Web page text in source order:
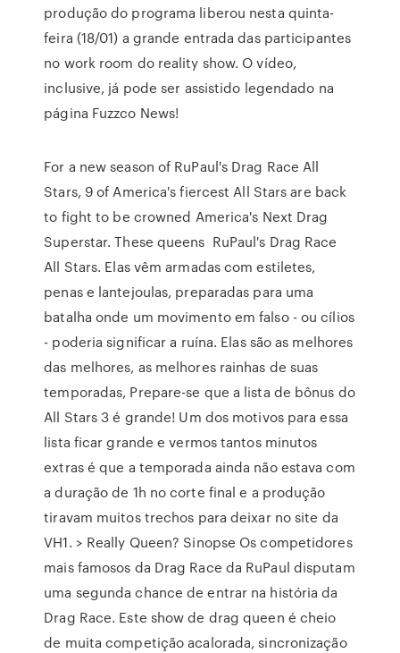
produção do programa liberou nesta quinta-
feira (18/01) a grande entrada das participantes
no work room do reality show. O vídeo,
inclusive, já pode ser assistido legendado na
página Fuzzco News!
For a new season of RuPaul's Drag Race All
Stars, 9 of America's fiercest All Stars are back
to fight to be crowned America's Next Drag
Superstar. These queens RuPaul's Drag Race
All Stars. Elas vêm armadas com estiletes,
penas e lantejoulas, preparadas para uma
batalha onde um movimento em falso - ou cílios
- poderia significar a ruína. Elas são as melhores
das melhores, as melhores rainhas de suas
temporadas, Prepare-se que a lista de bônus do
All Stars 3 é grande! Um dos motivos para essa
lista ficar grande e vermos tantos minutos
extras é que a temporada ainda não estava com
a duração de 1h no corte final e a produção
tiravam muitos trechos para deixar no site da
VH1. > Really Queen? Sinopse Os competidores
mais famosos da Drag Race da RuPaul disputam
uma segunda chance de entrar na história da
Drag Race. Este show de drag queen é cheio
de muita competição acalorada, sincronização